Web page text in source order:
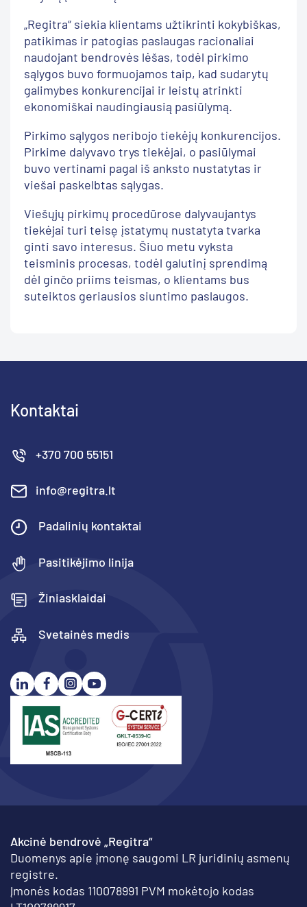
„Regitra“ siekia klientams užtikrinti kokybiškas,
patikimas ir patogias paslaugas racionaliai
naudojant bendrovės lėšas, todėl pirkimo
sąlygos buvo formuojamos taip, kad sudarytų
galimybes konkurencijai ir leistų atrinkti
ekonomiškai naudingiausią pasiūlymą.
Pirkimo sąlygos neribojo tiekėjų konkurencijos.
Pirkime dalyvavo trys tiekėjai, o pasiūlymai
buvo vertinami pagal iš anksto nustatytas ir
viešai paskelbtas sąlygas.
Viešųjų pirkimų procedūrose dalyvaujantys
tiekėjai turi teisę įstatymų nustatyta tvarka
ginti savo interesus. Šiuo metu vyksta
teisminis procesas, todėl galutinį sprendimą
dėl ginčo priims teismas, o klientams bus
suteiktos geriausios siuntimo paslaugos.
Kontaktai
+370 700 55151
info@regitra.lt
Padalinių kontaktai
Pasitikėjimo linija
Žiniasklaidai
Svetainės medis
Akcinė bendrovė „Regitra“
Duomenys apie įmonę saugomi LR juridinių asmenų
registre.
Įmonės kodas 110078991 PVM mokėtojo kodas